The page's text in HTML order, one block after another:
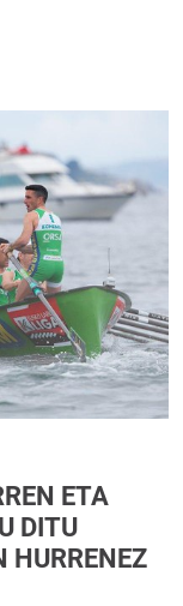
ETA
DITU
HURRENEZ